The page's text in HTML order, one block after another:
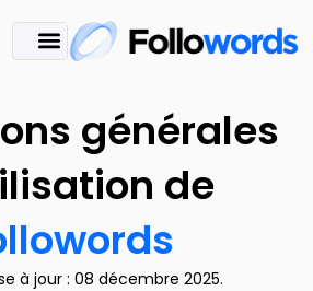
générales
de
à jour : 08 décembre 2025.